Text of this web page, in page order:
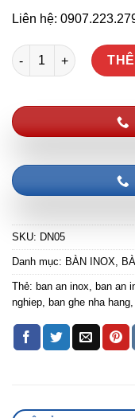
Liên hệ:
Bàn Tròn Inox SUS
SKU: DN05
Danh mục: BÀN INOX
Thẻ: ban an inox ban an
nghiep ban ghe nha hang